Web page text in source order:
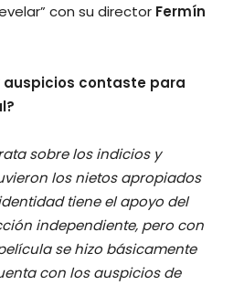
con su director Fermín
auspicios contaste para
sobre los indicios y
los nietos apropiados
tiene el apoyo del
independiente, pero con
se hizo básicamente
con los auspicios de